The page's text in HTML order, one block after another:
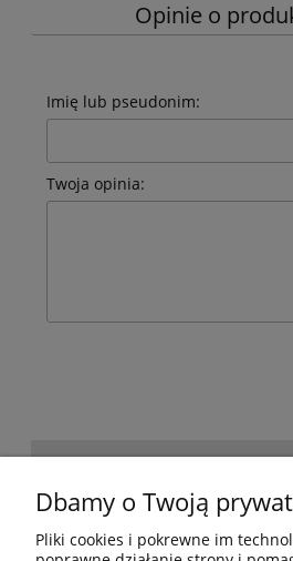
Opinie o
Imię lub pseudonim:
Twoja opinia:
Dbamy o Twoją
Pliki cookies i pokrewne im